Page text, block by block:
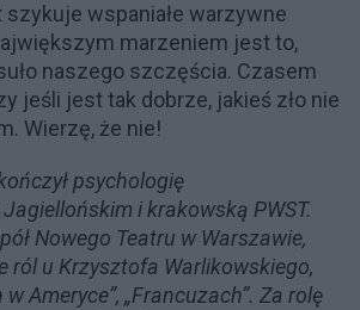
szykuje wspaniałe warzywne
marzeniem jest to,
naszego szczęścia. Czasem
jeśli jest tak dobrze, jakieś zło nie
Wierzę, że nie!
psychologię
i krakowską PWST.
Nowego Teatru w Warszawie,
ról u Krzysztofa Warlikowskiego,
Ameryce”, „Francuzach”. Za rolę